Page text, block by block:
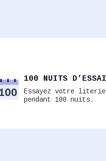
100 NUITS D’ESSAI
Essayez votre literie
pendant 100 nuits.